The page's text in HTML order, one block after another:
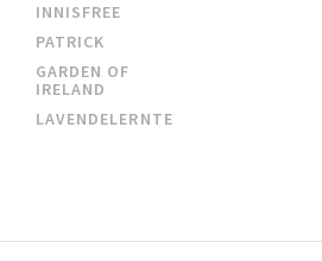
INNISFREE
PATRICK
GARDEN OF
IRELAND
LAVENDELERNTE